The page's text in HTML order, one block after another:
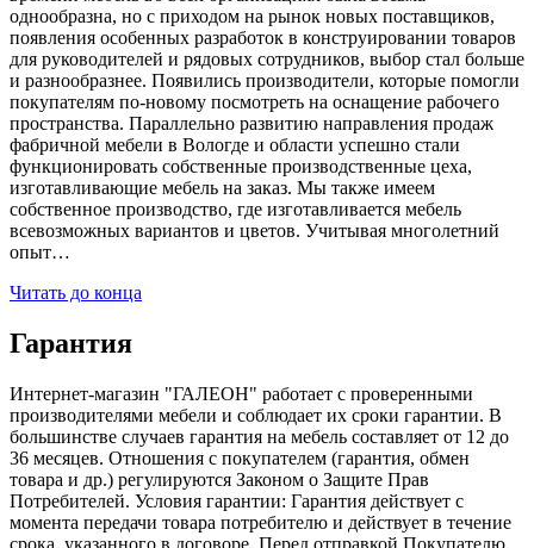
однообразна, но с приходом на рынок новых поставщиков,
появления особенных разработок в конструировании товаров
для руководителей и рядовых сотрудников, выбор стал больше
и разнообразнее. Появились производители, которые помогли
покупателям по-новому посмотреть на оснащение рабочего
пространства. Параллельно развитию направления продаж
фабричной мебели в Вологде и области успешно стали
функционировать собственные производственные цеха,
изготавливающие мебель на заказ. Мы также имеем
собственное производство, где изготавливается мебель
всевозможных вариантов и цветов. Учитывая многолетний
опыт…
Читать до конца
Гарантия
Интернет-магазин "ГАЛЕОН" работает с проверенными
производителями мебели и соблюдает их сроки гарантии. В
большинстве случаев гарантия на мебель составляет от 12 до
36 месяцев. Отношения с покупателем (гарантия, обмен
товара и др.) регулируются Законом о Защите Прав
Потребителей. Условия гарантии: Гарантия действует с
момента передачи товара потребителю и действует в течение
срока, указанного в договоре. Перед отправкой Покупателю,